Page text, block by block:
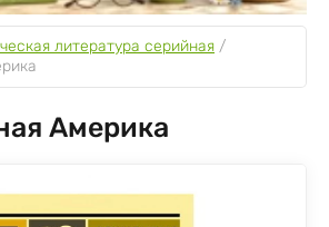
литература серийная
Америка